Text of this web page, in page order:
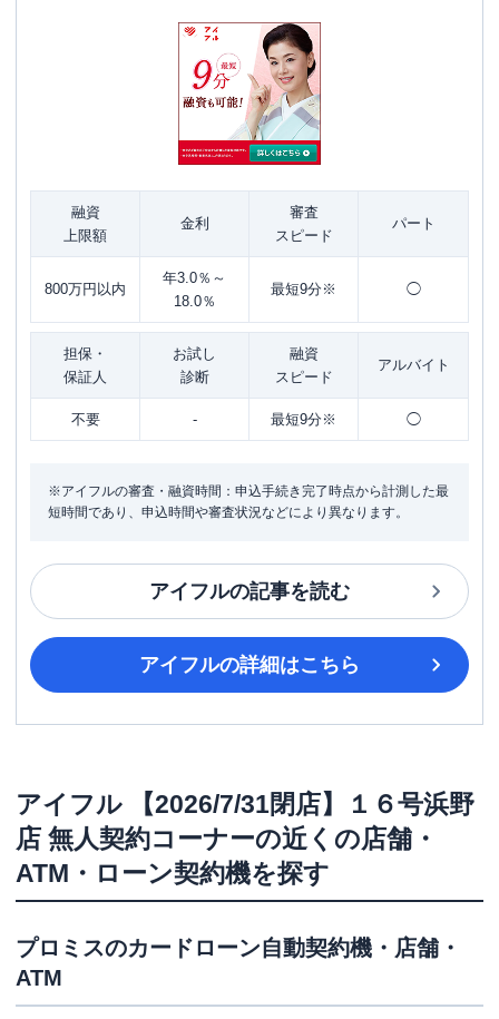
融資
上限額
金利
審査
スピード
パート
800万円以内
年3.0％～
18.0％
最短9分※ ◯
担保・
保証人
お試し
診断
融資
スピード
アルバイト
不要 - 最短9分※ ◯
※アイフルの審査・融資時間：申込手続き完了時点から計測した最
短時間であり、申込時間や審査状況などにより異なります。
アイフルの記事を読む
アイフルの詳細はこちら
アイフル
【2026/7/31閉店】１６号浜野
店 無人契約コーナーの近くの店舗・
ATM・ローン契約機を探す
プロミスのカードローン自動契約機・店舗・
ATM